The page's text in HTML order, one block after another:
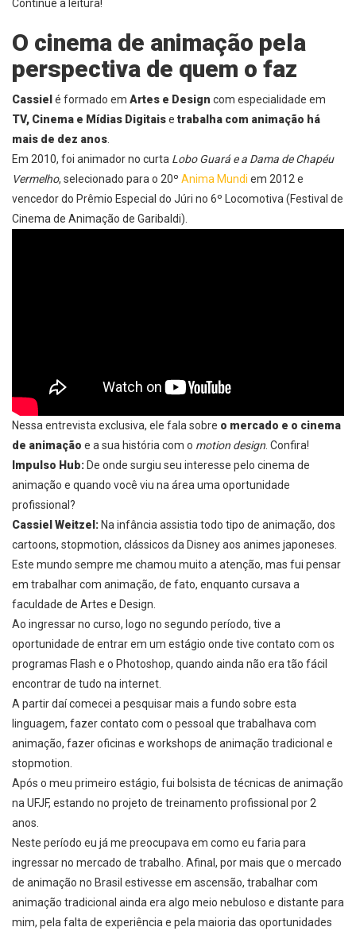
Continue a leitura!
O cinema de animação pela
perspectiva de quem o faz
Cassiel é formado em Artes e Design com especialidade em
TV, Cinema e Mídias Digitaise trabalha com animação há
mais de dez anos.
Em 2010, foi animador no curta Lobo Guará e a Dama de Chapéu
Vermelho, selecionado para o 20º Anima Mundi em 2012 e
vencedor do Prêmio Especial do Júri no 6º Locomotiva (Festival de
Cinema de Animação de Garibaldi).
Nessa entrevista exclusiva, ele fala sobre o mercado e o cinema
de animação e a sua história com o motion design. Confira!
Impulso Hub: De onde surgiu seu interesse pelo cinema de
animação e quando você viu na área uma oportunidade
profissional?
Cassiel Weitzel: Na infância assistia todo tipo de animação, dos
cartoons, stopmotion, clássicos da Disney aos animes japoneses.
Este mundo sempre me chamou muito a atenção, mas fui pensar
em trabalhar com animação, de fato, enquanto cursava a
faculdade de Artes e Design.
Ao ingressar no curso, logo no segundo período, tive a
oportunidade de entrar em um estágio onde tive contato com os
programas Flash e o Photoshop, quando ainda não era tão fácil
encontrar de tudo na internet.
A partir daí comecei apesquisar mais a fundo sobre esta
linguagem, fazer contato com o pessoal que trabalhava com
animação, fazeroficinas e workshops de animação tradicional e
stopmotion.
Após o meu primeiro estágio, fui bolsista de técnicas de animação
na UFJF, estando no projeto de treinamento profissional por 2
anos.
Neste período eu já me preocupava em como eu faria para
ingressar no mercado de trabalho. Afinal, por mais que o mercado
de animação no Brasil estivesse em ascensão, trabalhar com
animação tradicional ainda era algo meio nebuloso e distante para
mim, pela falta de experiência e pela maioria das oportunidades